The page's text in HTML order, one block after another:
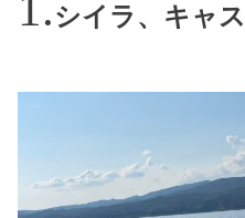
シイラ、キャ